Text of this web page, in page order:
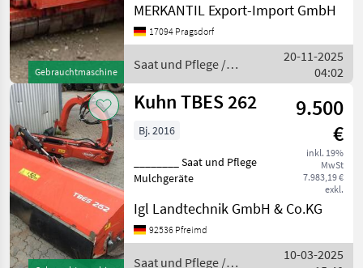
Gebrauchtmaschine
6, 00m, Gelenkwelle,
Stützwalze Saat und Pflege
Mulchgeräte
MERKANTIL Export-Import GmbH
17094 Pragsdorf
Saat und Pflege /
Kuhn
20-11-2025
04:02
Kuhn TBES 262
9.500
€
inkl. 19%
MwSt
7.983,19 €
exkl.
Bj. 2016
________ Saat und Pflege
Mulchgeräte
Igl Landtechnik GmbH & Co.KG
92536 Pfreimd
Saat und Pflege /
10-03-2025